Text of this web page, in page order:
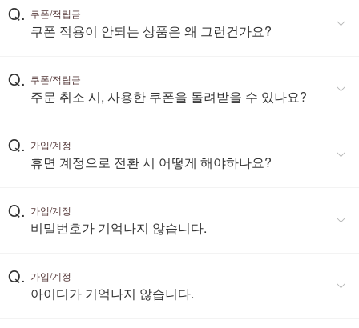
Q. 쿠폰/적립금
쿠폰 적용이 안되는 상품은 왜 그런건가요?
Q. 쿠폰/적립금
주문 취소 시, 사용한 쿠폰을 돌려받을 수 있나요?
Q. 가입/계정
휴면 계정으로 전환 시 어떻게 해야하나요?
Q. 가입/계정
비밀번호가 기억나지 않습니다.
Q. 가입/계정
아이디가 기억나지 않습니다.